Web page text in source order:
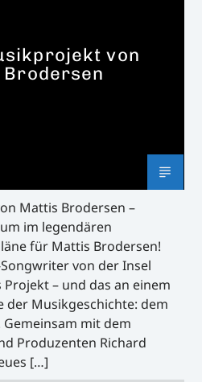
von
Mattis Brodersen –
im legendären
für Mattis Brodersen!
von der Insel
– und das an einem
der Musikgeschichte: dem
mit dem
Produzenten Richard
[…]